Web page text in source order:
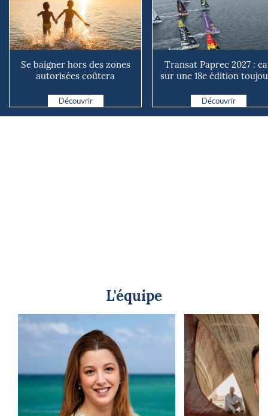
Se baigner hors des zones
autorisées coûtera
qui...
Découvrir
Transat Paprec 2027 :
sur une 18e édition
Découvrir
L'équipe